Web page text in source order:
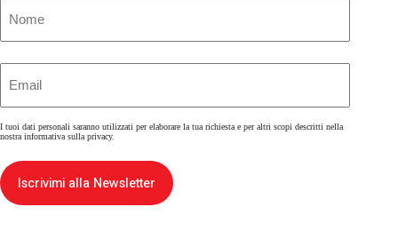
I tuoi dati personali saranno utilizzati per elaborare la tua richiesta e per altri scopi descritti nella
nostrainformativa sulla privacy.
Iscrivimi alla Newsletter